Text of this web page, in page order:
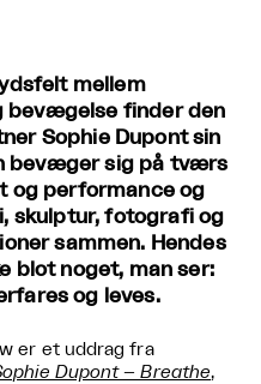
mellem
finder den
Sophie Dupont sin
bevæger sig på tværs
og performance og
skulptur, fotografi og
sammen. Hendes
blot noget, man ser:
og leves.
er et uddrag fra
Dupont – Breathe,